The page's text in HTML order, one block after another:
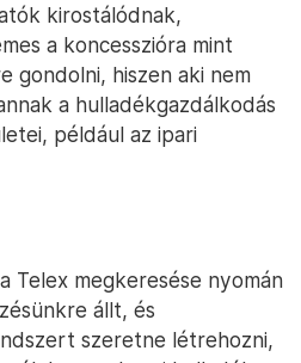
kirostálódnak,
a koncesszióra mint
gondolni, hiszen aki nem
a hulladékgazdálkodás
például az ipari
Telex megkeresése nyomán
állt, és
szeretne létrehozni,